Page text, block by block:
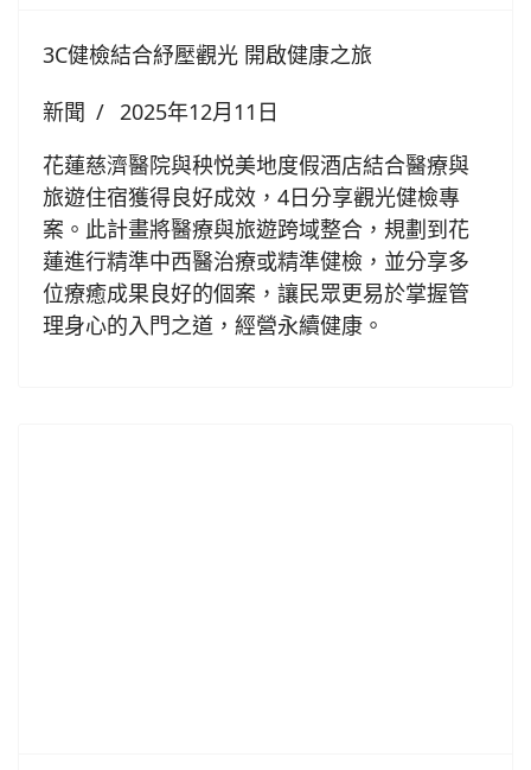
3C健檢結合紓壓觀光 開啟健康之旅
新聞
2025年12月11日
花蓮慈濟醫院與秧悦美地度假酒店結合醫療與
旅遊住宿獲得良好成效，4日分享觀光健檢專
案。此計畫將醫療與旅遊跨域整合，規劃到花
蓮進行精準中西醫治療或精準健檢，並分享多
位療癒成果良好的個案，讓民眾更易於掌握管
理身心的入門之道，經營永續健康。